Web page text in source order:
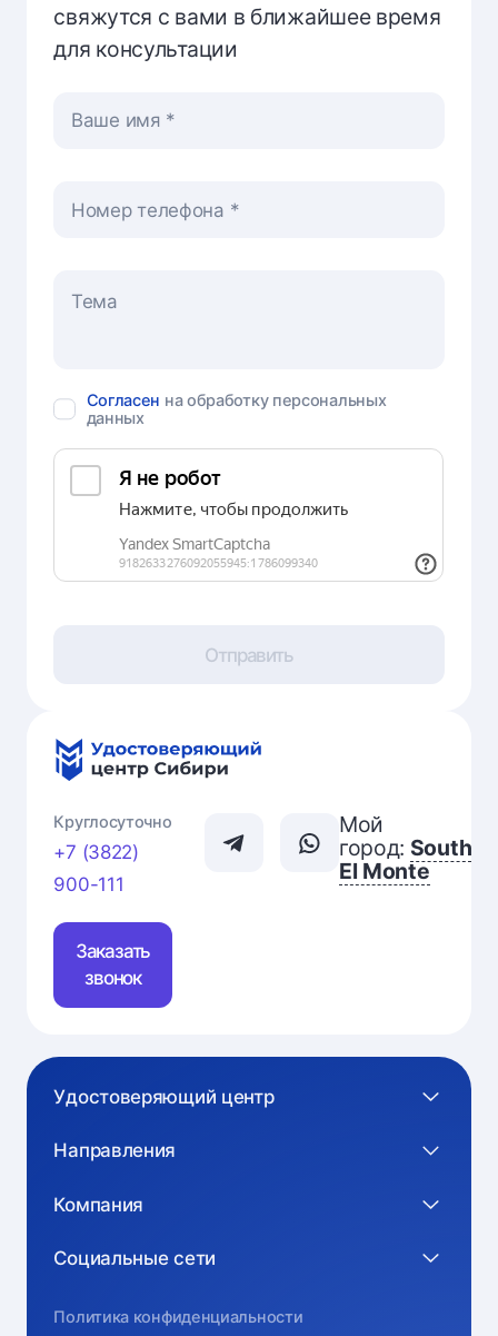
свяжутся с вами в ближайшее время
для консультации
Ваше имя
Номер телефона
Согласен на обработку персональных
данных
Отправить
Круглосуточно
+7 (3822)
900-111
Заказать
звонок
Мой
город: South
El Monte
Удостоверяющий центр
Направления
Компания
Социальные сети
Политика конфиденциальности